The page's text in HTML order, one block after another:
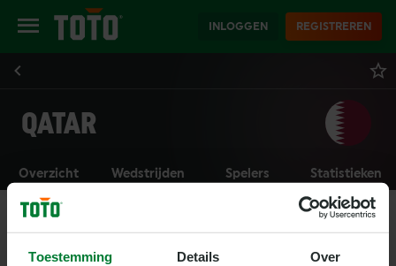
Toestemming Details Over
INLOGGEN REGISTREREN
QATAR
Overzicht Wedstrijden Spelers Statistieken